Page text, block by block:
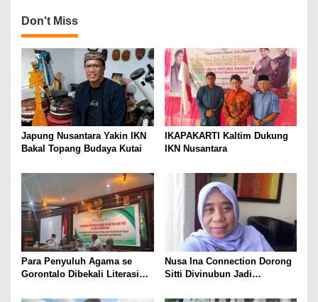
n
a
v
g
a
t
i
o
n
Don't Miss
Japung Nusantara Yakin IKN
Bakal Topang Budaya Kutai
IKAPAKARTI Kaltim Dukung
IKN Nusantara
Para Penyuluh Agama se
Gorontalo Dibekali Literasi
Nusa Ina Connection Dorong
Sitti Divinubun Jadi